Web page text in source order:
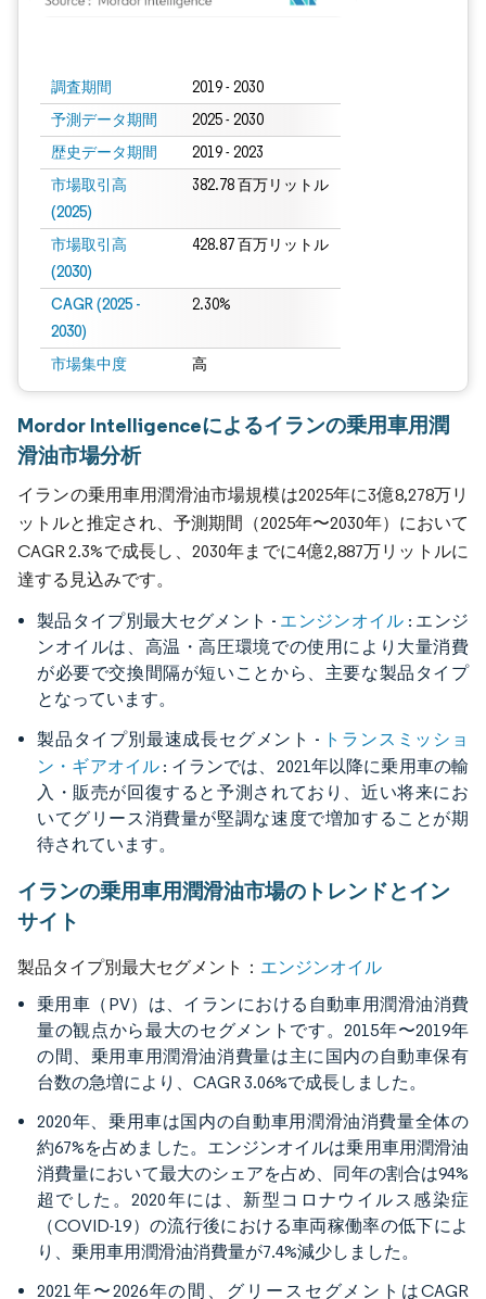
調査期間 2019 - 2030
予測データ期間 2025 - 2030
歴史データ期間 2019 - 2023
市場取引高
(2025)
382.78 百万リットル
市場取引高
(2030)
428.87 百万リットル
CAGR (2025 -
2030)
2.30%
市場集中度 高
Mordor Intelligenceによるイランの乗用車用潤
滑油市場分析
イランの乗用車用潤滑油市場規模は2025年に3億8,278万リ
ットルと推定され、予測期間（2025年〜2030年）において
CAGR 2.3%で成長し、2030年までに4億2,887万リットルに
達する見込みです。
製品タイプ別最大セグメント - エンジンオイル : エンジ
ンオイルは、高温・高圧環境での使用により大量消費
が必要で交換間隔が短いことから、主要な製品タイプ
となっています。
製品タイプ別最速成長セグメント - トランスミッショ
ン・ギアオイル : イランでは、2021年以降に乗用車の輸
入・販売が回復すると予測されており、近い将来にお
いてグリース消費量が堅調な速度で増加することが期
待されています。
イランの乗用車用潤滑油市場のトレンドとイン
サイト
製品タイプ別最大セグメント： エンジンオイル
乗用車（PV）は、イランにおける自動車用潤滑油消費
量の観点から最大のセグメントです。2015年〜2019年
の間、乗用車用潤滑油消費量は主に国内の自動車保有
台数の急増により、CAGR 3.06%で成長しました。
2020年、乗用車は国内の自動車用潤滑油消費量全体の
約67%を占めました。エンジンオイルは乗用車用潤滑油
消費量において最大のシェアを占め、同年の割合は94%
超でした。2020年には、新型コロナウイルス感染症
（COVID-19）の流行後における車両稼働率の低下によ
り、乗用車用潤滑油消費量が7.4%減少しました。
2021年〜2026年の間、グリースセグメントはCAGR